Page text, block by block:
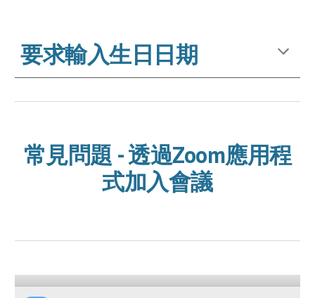
要求輸入生日日期
常見問題 - 透過Zoom應用程
式加入會議